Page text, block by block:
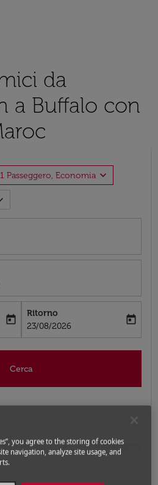
da
a Buffalo con
1 Passeggero, Economia expand_more
aria-label
today
Ritorno
fc-booking-return-date-aria-label
23/08/2026
today
Cerca
Stati Uniti
Voli Washington -
you agree to the storing of cookies
navigation, analyze site usage, and